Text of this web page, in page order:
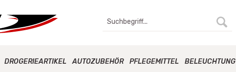
DROGERIEARTIKEL AUTOZUBEHÖR PFLEGEMITTEL BELEUCHTUNG